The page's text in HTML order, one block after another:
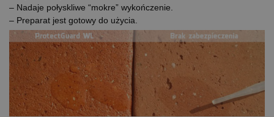
– Nadaje połyskliwe “mokre” wykończenie.
– Preparat jest gotowy do użycia.